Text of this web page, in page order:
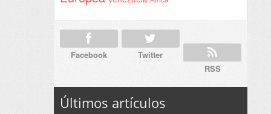
Facebook
Twitter
RSS
Últimos artículos